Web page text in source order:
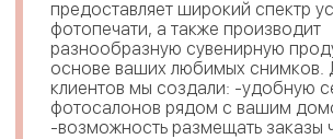
предоставляет широкий спектр
фотопечати, а также производит
разнообразную сувенирную
основе ваших любимых снимков.
клиентов мы создали: -удобную
фотосалонов рядом с вашим
-возможность размещать заказы